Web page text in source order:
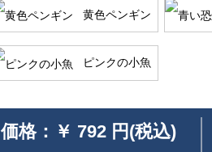
黄色ペンギン
ピンクの小魚
価格： ￥ 792 円(税込)